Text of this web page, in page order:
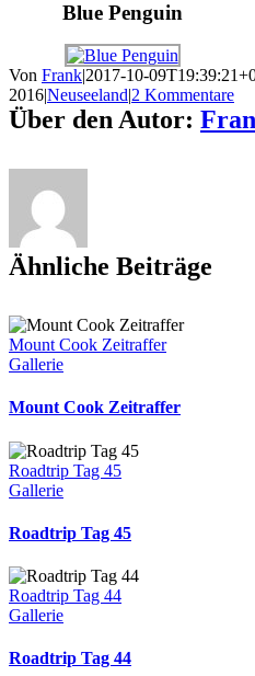
Blue Penguin
Von Frank|2017-10-
2016|Neuseeland|2 Kommentare
Über den Autor:
Ähnliche Beiträge
Mount Cook Zeitraffer
Gallerie
Mount Cook Zeitraffer
Roadtrip Tag 45
Gallerie
Roadtrip Tag 45
Roadtrip Tag 44
Gallerie
Roadtrip Tag 44